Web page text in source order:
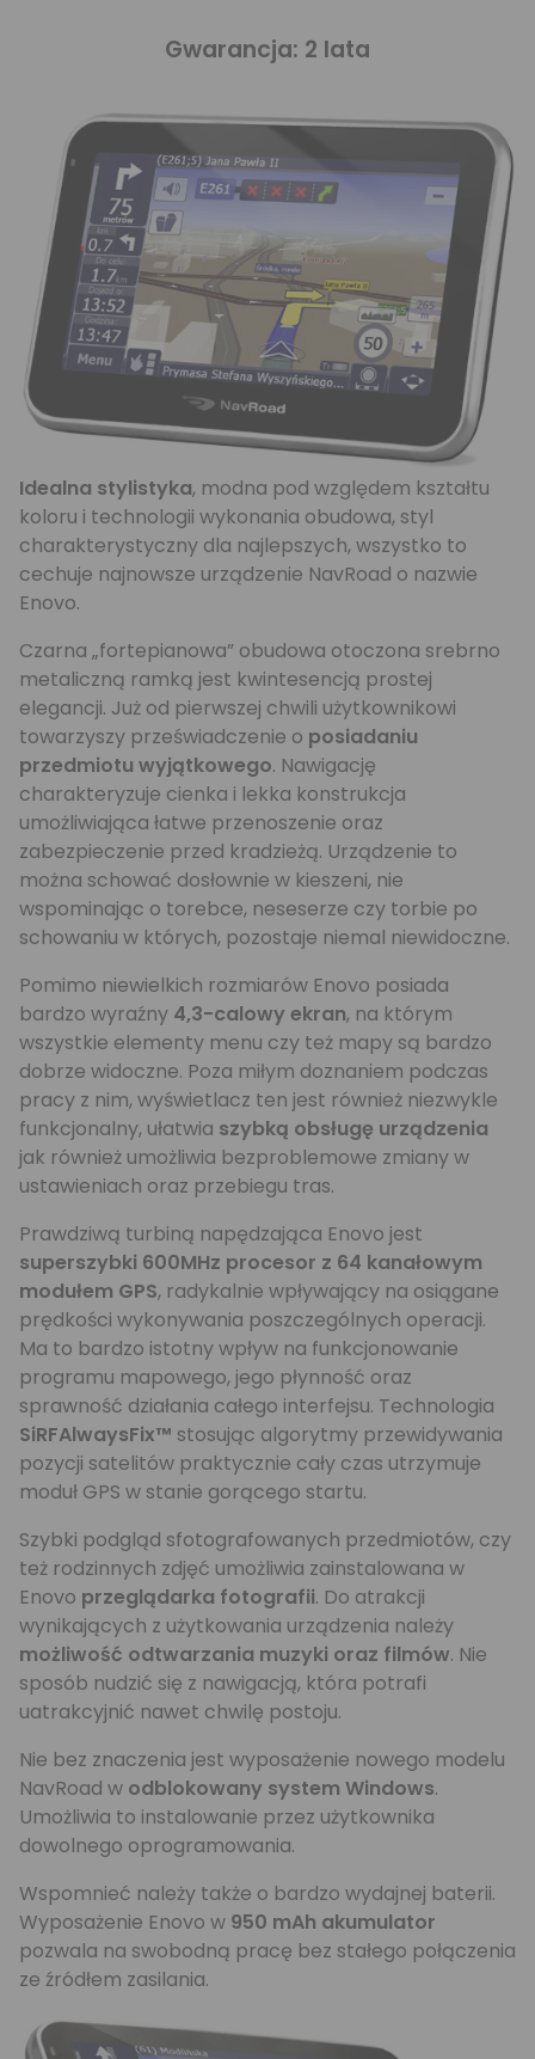
Gwarancja: 2 lata
Idealna stylistyka, modna pod względem kształtu
koloru i technologii wykonania obudowa, styl
charakterystyczny dla najlepszych, wszystko to
cechuje najnowsze urządzenie NavRoad o nazwie
Enovo.
Czarna „fortepianowa” obudowa otoczona srebrno
metaliczną ramką jest kwintesencją prostej
elegancji. Już od pierwszej chwili użytkownikowi
towarzyszy przeświadczenie o posiadaniu
przedmiotu wyjątkowego. Nawigację
charakteryzuje cienka i lekka konstrukcja
umożliwiająca łatwe przenoszenie oraz
zabezpieczenie przed kradzieżą. Urządzenie to
można schować dosłownie w kieszeni, nie
wspominając o torebce, neseserze czy torbie po
schowaniu w których, pozostaje niemal niewidoczne.
Pomimo niewielkich rozmiarów Enovo posiada
bardzo wyraźny 4,3-calowy ekran, na którym
wszystkie elementy menu czy też mapy są bardzo
dobrze widoczne. Poza miłym doznaniem podczas
pracy z nim, wyświetlacz ten jest również niezwykle
funkcjonalny, ułatwia szybką obsługę urządzenia
jak również umożliwia bezproblemowe zmiany w
ustawieniach oraz przebiegu tras.
Prawdziwą turbiną napędzająca Enovo jest
superszybki 600MHz procesor z 64 kanałowym
modułem GPS, radykalnie wpływający na osiągane
prędkości wykonywania poszczególnych operacji.
Ma to bardzo istotny wpływ na funkcjonowanie
programu mapowego, jego płynność oraz
sprawność działania całego interfejsu. Technologia
SiRFAlwaysFix™ stosując algorytmy przewidywania
pozycji satelitów praktycznie cały czas utrzymuje
moduł GPS w stanie gorącego startu.
Szybki podgląd sfotografowanych przedmiotów, czy
też rodzinnych zdjęć umożliwia zainstalowana w
Enovo przeglądarka fotografii. Do atrakcji
wynikających z użytkowania urządzenia należy
możliwość odtwarzania muzyki oraz filmów. Nie
sposób nudzić się z nawigacją, która potrafi
uatrakcyjnić nawet chwilę postoju.
Nie bez znaczenia jest wyposażenie nowego modelu
NavRoad w odblokowany system Windows.
Umożliwia to instalowanie przez użytkownika
dowolnego oprogramowania.
Wspomnieć należy także o bardzo wydajnej baterii.
Wyposażenie Enovo w 950 mAh akumulator
pozwala na swobodną pracę bez stałego połączenia
ze źródłem zasilania.